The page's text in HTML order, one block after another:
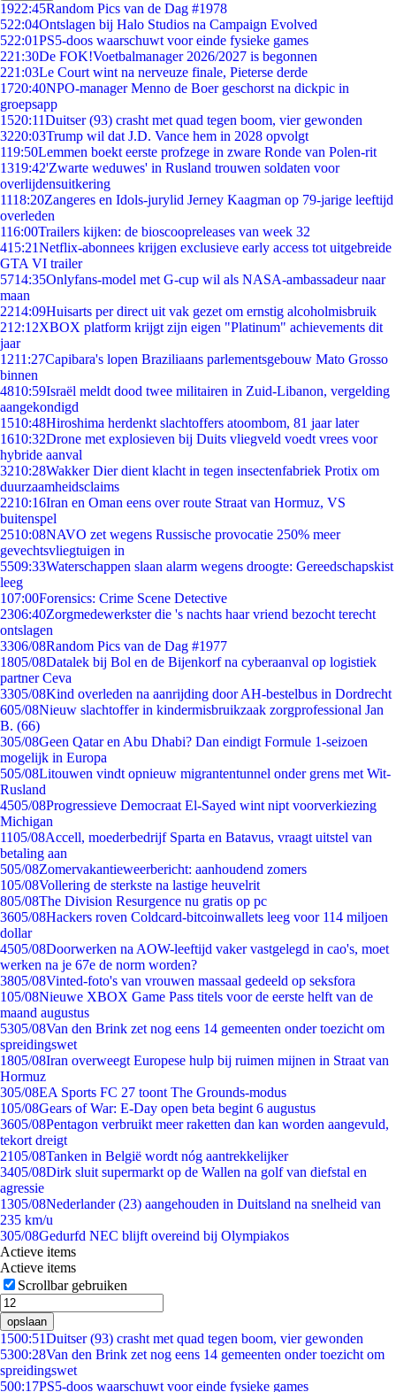
1922:45Random Pics van de Dag #1978
522:04Ontslagen bij Halo Studios na Campaign Evolved
522:01PS5-doos waarschuwt voor einde fysieke games
221:30De FOK!Voetbalmanager 2026/2027 is begonnen
221:03Le Court wint na nerveuze finale, Pieterse derde
1720:40NPO-manager Menno de Boer geschorst na dickpic in
groepsapp
1520:11Duitser (93) crasht met quad tegen boom, vier gewonden
3220:03Trump wil dat J.D. Vance hem in 2028 opvolgt
119:50Lemmen boekt eerste profzege in zware Ronde van Polen-rit
1319:42'Zwarte weduwes' in Rusland trouwen soldaten voor
overlijdensuitkering
1118:20Zangeres en Idols-jurylid Jerney Kaagman op 79-jarige leeftijd
overleden
116:00Trailers kijken: de bioscoopreleases van week 32
415:21Netflix-abonnees krijgen exclusieve early access tot uitgebreide
GTA VI trailer
5714:35Onlyfans-model met G-cup wil als NASA-ambassadeur naar
maan
2214:09Huisarts per direct uit vak gezet om ernstig alcoholmisbruik
212:12XBOX platform krijgt zijn eigen "Platinum" achievements dit
jaar
1211:27Capibara's lopen Braziliaans parlementsgebouw Mato Grosso
binnen
4810:59Israël meldt dood twee militairen in Zuid-Libanon, vergelding
aangekondigd
1510:48Hiroshima herdenkt slachtoffers atoombom, 81 jaar later
1610:32Drone met explosieven bij Duits vliegveld voedt vrees voor
hybride aanval
3210:28Wakker Dier dient klacht in tegen insectenfabriek Protix om
duurzaamheidsclaims
2210:16Iran en Oman eens over route Straat van Hormuz, VS
buitenspel
2510:08NAVO zet wegens Russische provocatie 250% meer
gevechtsvliegtuigen in
5509:33Waterschappen slaan alarm wegens droogte: Gereedschapskist
leeg
107:00Forensics: Crime Scene Detective
2306:40Zorgmedewerkster die 's nachts haar vriend bezocht terecht
ontslagen
3306/08Random Pics van de Dag #1977
1805/08Datalek bij Bol en de Bijenkorf na cyberaanval op logistiek
partner Ceva
3305/08Kind overleden na aanrijding door AH-bestelbus in Dordrecht
605/08Nieuw slachtoffer in kindermisbruikzaak zorgprofessional Jan
B. (66)
305/08Geen Qatar en Abu Dhabi? Dan eindigt Formule 1-seizoen
mogelijk in Europa
505/08Litouwen vindt opnieuw migrantentunnel onder grens met Wit-
Rusland
4505/08Progressieve Democraat El-Sayed wint nipt voorverkiezing
Michigan
1105/08Accell, moederbedrijf Sparta en Batavus, vraagt uitstel van
betaling aan
505/08Zomervakantieweerbericht: aanhoudend zomers
105/08Vollering de sterkste na lastige heuvelrit
805/08The Division Resurgence nu gratis op pc
3605/08Hackers roven Coldcard-bitcoinwallets leeg voor 114 miljoen
dollar
4505/08Doorwerken na AOW-leeftijd vaker vastgelegd in cao's, moet
werken na je 67e de norm worden?
3805/08Vinted-foto's van vrouwen massaal gedeeld op seksfora
105/08Nieuwe XBOX Game Pass titels voor de eerste helft van de
maand augustus
5305/08Van den Brink zet nog eens 14 gemeenten onder toezicht om
spreidingswet
1805/08Iran overweegt Europese hulp bij ruimen mijnen in Straat van
Hormuz
305/08EA Sports FC 27 toont The Grounds-modus
105/08Gears of War: E-Day open beta begint 6 augustus
3605/08Pentagon verbruikt meer raketten dan kan worden aangevuld,
tekort dreigt
2105/08Tanken in België wordt nóg aantrekkelijker
3405/08Dirk sluit supermarkt op de Wallen na golf van diefstal en
agressie
1305/08Nederlander (23) aangehouden in Duitsland na snelheid van
235 km/u
305/08Gedurfd NEC blijft overeind bij Olympiakos
Actieve items
Actieve items
Scrollbar gebruiken
opslaan
1500:51Duitser (93) crasht met quad tegen boom, vier gewonden
5300:28Van den Brink zet nog eens 14 gemeenten onder toezicht om
spreidingswet
500:17PS5-doos waarschuwt voor einde fysieke games